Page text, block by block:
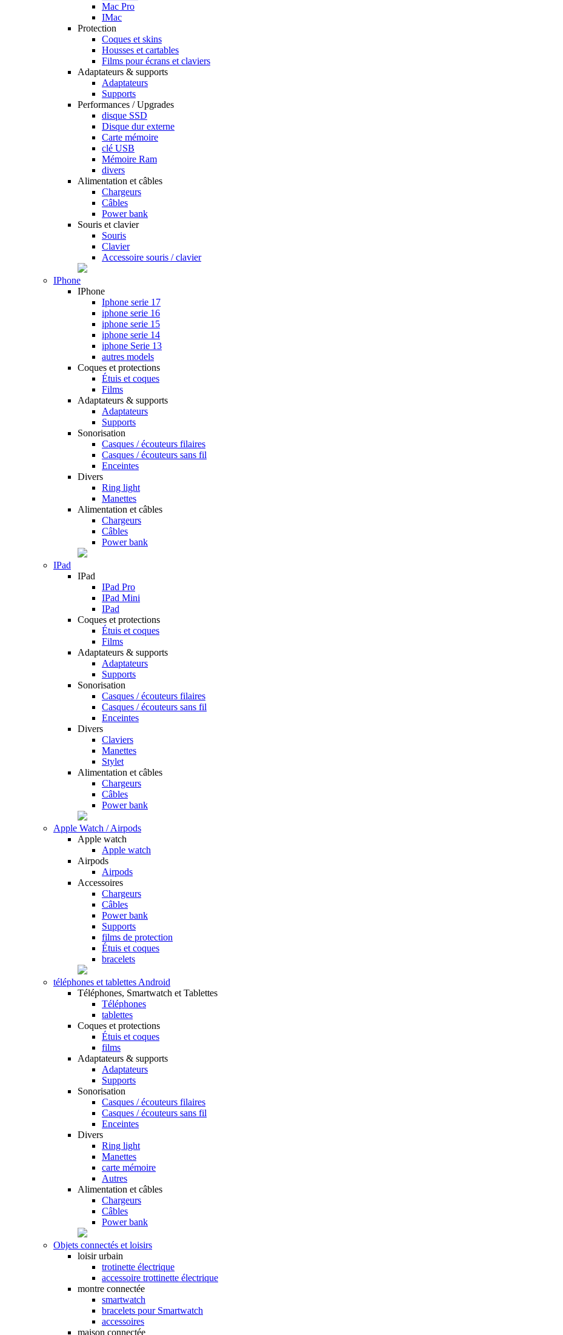
Mac Pro
IMac
Protection
Coques et skins
Housses et cartables
Films pour écrans et claviers
Adaptateurs & supports
Adaptateurs
Supports
Performances / Upgrades
disque SSD
Disque dur externe
Carte mémoire
clé USB
Mémoire Ram
divers
Alimentation et câbles
Chargeurs
Câbles
Power bank
Souris et clavier
Souris
Clavier
Accessoire souris / clavier
IPhone
IPhone
Iphone serie 17
iphone serie 16
iphone serie 15
iphone serie 14
iphone Serie 13
autres models
Coques et protections
Étuis et coques
Films
Adaptateurs & supports
Adaptateurs
Supports
Sonorisation
Casques / écouteurs filaires
Casques / écouteurs sans fil
Enceintes
Divers
Ring light
Manettes
Alimentation et câbles
Chargeurs
Câbles
Power bank
IPad
IPad
IPad Pro
IPad Mini
IPad
Coques et protections
Étuis et coques
Films
Adaptateurs & supports
Adaptateurs
Supports
Sonorisation
Casques / écouteurs filaires
Casques / écouteurs sans fil
Enceintes
Divers
Claviers
Manettes
Stylet
Alimentation et câbles
Chargeurs
Câbles
Power bank
Apple Watch / Airpods
Apple watch
Apple watch
Airpods
Airpods
Accessoires
Chargeurs
Câbles
Power bank
Supports
films de protection
Étuis et coques
bracelets
téléphones et tablettes Android
Téléphones, Smartwatch et Tablettes
Téléphones
tablettes
Coques et protections
Étuis et coques
films
Adaptateurs & supports
Adaptateurs
Supports
Sonorisation
Casques / écouteurs filaires
Casques / écouteurs sans fil
Enceintes
Divers
Ring light
Manettes
carte mémoire
Autres
Alimentation et câbles
Chargeurs
Câbles
Power bank
Objets connectés et loisirs
loisir urbain
trotinette électrique
accessoire trottinette électrique
montre connectée
smartwatch
bracelets pour Smartwatch
accessoires
maison connectée